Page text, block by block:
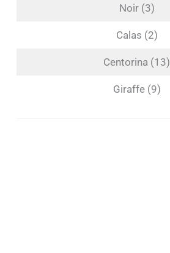
Noir (3)
Calas (2)
Centorina (13)
Giraffe (9)